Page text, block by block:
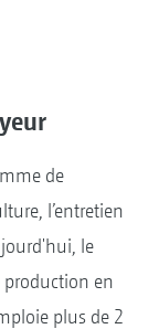
de
l’entretien
le
production en
plus de 2